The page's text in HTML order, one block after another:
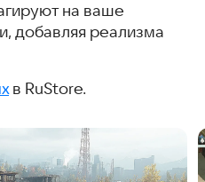
на ваше
добавляя реализма
в RuStore.